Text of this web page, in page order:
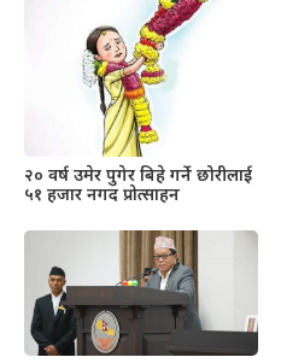
२० वर्ष उमेर पुगेर बिहे गर्ने छोरीलाई
५१ हजार नगद प्रोत्साहन